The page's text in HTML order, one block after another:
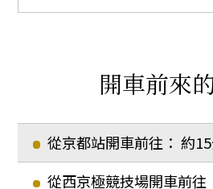
開車前來
從京都站開車前往： 約
從西京極競技場開車前往